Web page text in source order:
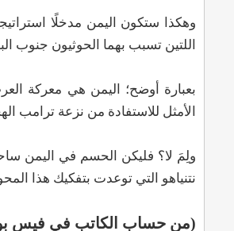
وهكذا ستكون اليمن مدخلًا
اللتين تسبب بهما الحوثيون جنوب
بعبارة أوضح؛ اليمن هي معركة
الأمثل للاستفادة من نزعة ترامب
ولِمَ لا؟ فليكن الحسم في اليمن
نتنياهو التي توعدت بتفكيك هذا
(من حساب الكاتب في فيس